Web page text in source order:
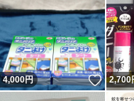
4,000円 いい
2,700